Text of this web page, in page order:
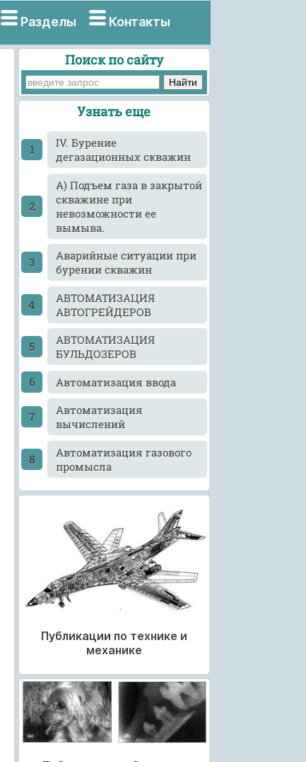
Разделы Контакты
Поиск по сайту
Узнать еще
IV. Бурение
дегазационных скважин
А) Подъем газа в закрытой
скважине при
невозможности ее
вымыва.
Аварийные ситуации при
бурении скважин
АВТОМАТИЗАЦИЯ
АВТОГРЕЙДЕРОВ
АВТОМАТИЗАЦИЯ
БУЛЬДОЗЕРОВ
Автоматизация ввода
Автоматизация
вычислений
Автоматизация газового
промысла
Публикации по технике и
механике